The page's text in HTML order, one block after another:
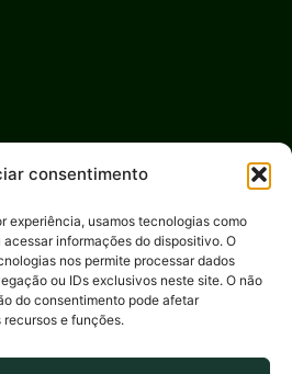
consentimento
experiência, usamos tecnologias como
informações do dispositivo. O
nos permite processar dados
ou IDs exclusivos neste site. O não
do consentimento pode afetar
e funções.